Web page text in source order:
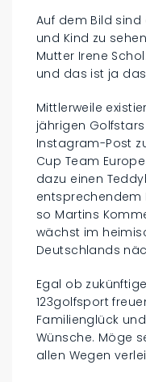
Auf dem Bild sind
und Kind zu
Mutter Irene
und das ist ja
Mittlerweile
jährigen
Instagram-Post
Cup Team
dazu einen
entsprechendem
so Martins
wächst im
Deutschlands
Egal ob
123golfsport
Familienglück
Wünsche. Möge
allen Wegen